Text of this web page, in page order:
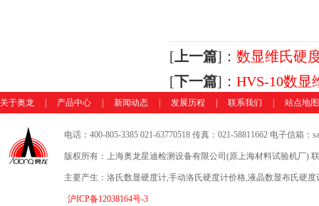
[上一篇]： 数显维氏硬
[下一篇]： HVS-10数显
关于奥龙 产品中心 新闻动态 发展历程 联系我们 站点地图
电话：400-805-3385 021-63770518 传真：021-58811662 电子信箱：
版权所有：上海奥龙星迪检测设备有限公司(原上海材料试验机厂)
主要产生：洛氏数显硬度计,手动洛氏硬度计价格,液晶数显布氏硬
沪ICP备12038164号-3